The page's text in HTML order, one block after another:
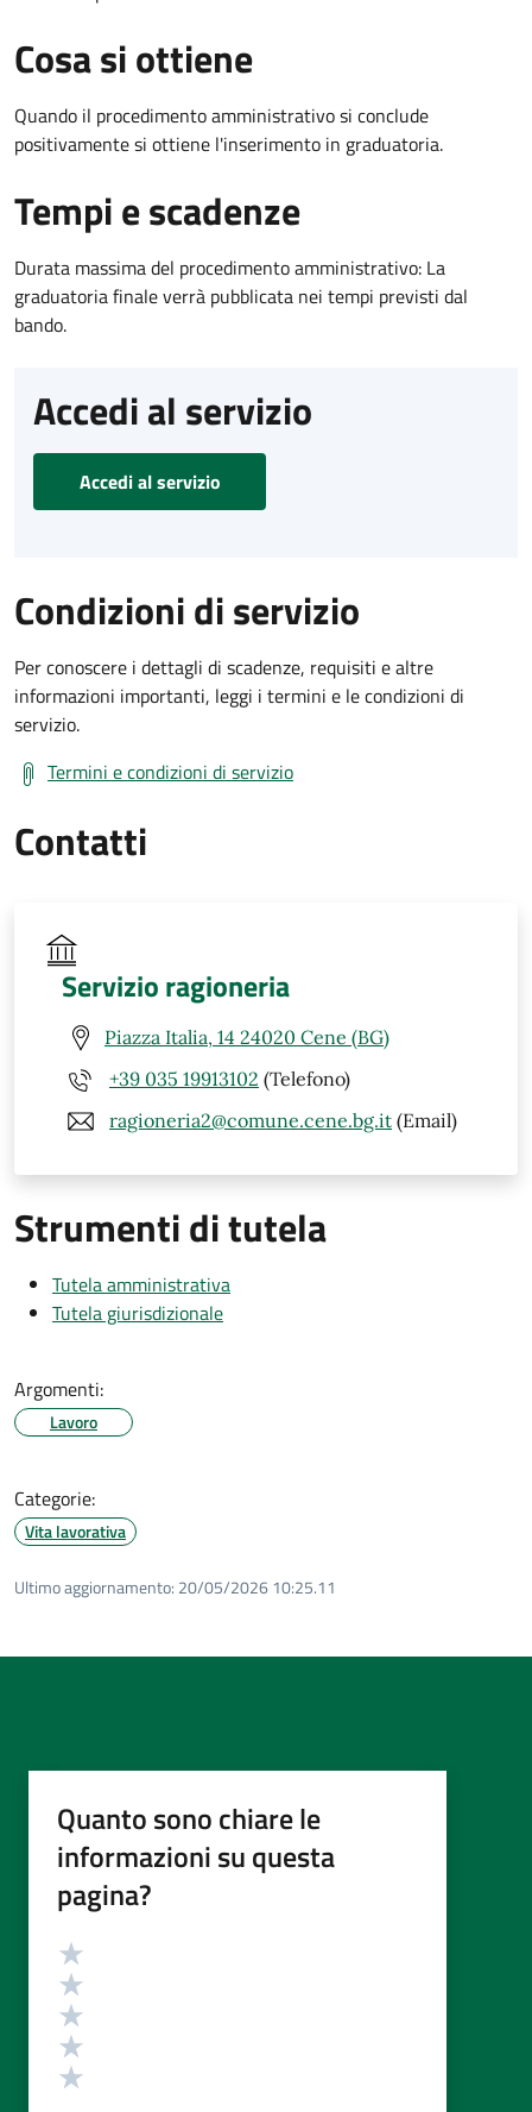
Cosa si ottiene
Quando il procedimento amministrativo si conclude
positivamente si ottiene l'inserimento in graduatoria.
Tempi e scadenze
Durata massima del procedimento amministrativo: La
graduatoria finale verrà pubblicata nei tempi previsti dal
bando.
Accedi al servizio
Accedi al servizio
Condizioni di servizio
Per conoscere i dettagli di scadenze, requisiti e altre
informazioni importanti, leggi i termini e le condizioni di
servizio.
Termini e condizioni di servizio
Contatti
Servizio ragioneria
Piazza Italia, 14 24020 Cene (BG)
+39 035 19913102 (Telefono)
ragioneria2@comune.cene.bg.it (Email)
Strumenti di tutela
Tutela amministrativa
Tutela giurisdizionale
Argomenti:
Lavoro
Categorie:
Vita lavorativa
Ultimo aggiornamento: 20/05/2026 10:25.11
Quanto sono chiare le
informazioni su questa
pagina?
Valutazione